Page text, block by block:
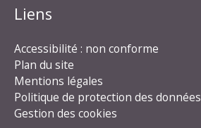
Liens
Accessibilité : non conforme
Plan du site
Mentions légales
Politique de protection des données
Gestion des cookies